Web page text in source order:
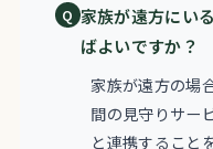
家族が遠方にい
ばよいですか？
家族が遠方の場
間の見守りサー
と連携すること